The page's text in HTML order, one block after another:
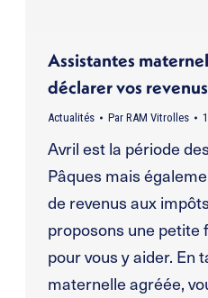
Assistantes
déclarer vos
Actualités Par RAM Vitrolles
Avril est la période
Pâques mais
de revenus aux
proposons une petite
pour vous y aider. En
maternelle agréée,